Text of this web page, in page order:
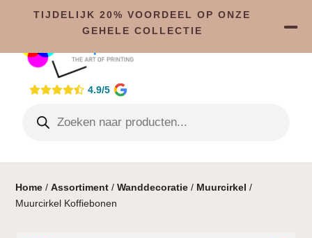
4.9/5
Home /Assortiment /Wanddecoratie / Muurcirkel /
Muurcirkel Koffiebonen
TIJDELIJK 20% VOORDEEL OP ONZE
GEHELE COLLECTIE